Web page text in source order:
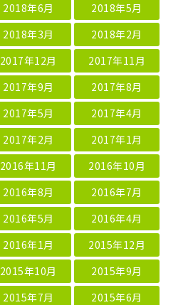
2018年6月
2018年5月
2018年3月
2018年2月
2017年12月
2017年11月
2017年9月
2017年8月
2017年5月
2017年4月
2017年2月
2017年1月
2016年11月
2016年10月
2016年8月
2016年7月
2016年5月
2016年4月
2016年1月
2015年12月
2015年10月
2015年9月
2015年7月
2015年6月